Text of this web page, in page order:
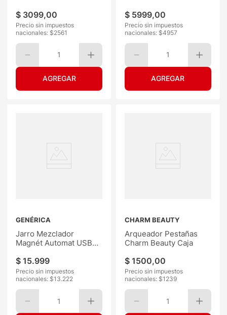
$ 3099,00
Precio sin impuestos
nacionales: $2561
1
$ 5999,00
Precio sin impuestos
nacionales: $4957
1
GENÉRICA
Jarro Mezclador
Magnét Automat USB
$ 15.999
Precio sin impuestos
nacionales: $13.222
1
CHARM BEAUTY
Arqueador Pestañas
Charm Beauty Caja
$ 1500,00
Precio sin impuestos
nacionales: $1239
1